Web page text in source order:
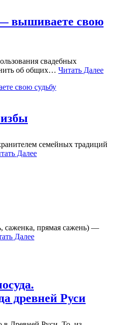
вышиваете свою
свадебных
об общих… Читать Далее
семейных традиций
Далее
саженка, прямая сажень) —
Далее
древней Руси